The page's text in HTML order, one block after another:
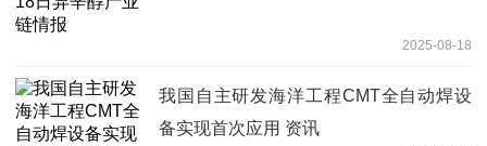
2025-08-18
我国自主研发海洋工程CMT全自动焊设
备实现首次应用 资讯